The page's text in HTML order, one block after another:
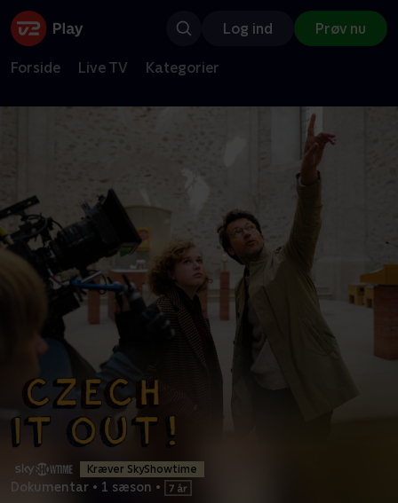
Log ind Prøv nu
Forside Live TV Kategorier
Kræver SkyShowtime
Dokumentar • 1 sæson •